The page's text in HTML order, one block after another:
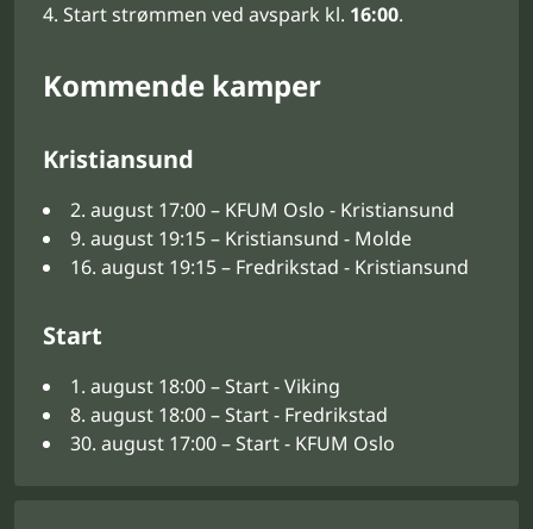
Start strømmen ved avspark kl. 16:00.
Kommende kamper
Kristiansund
2. august 17:00 – KFUM Oslo - Kristiansund
9. august 19:15 – Kristiansund - Molde
16. august 19:15 – Fredrikstad - Kristiansund
Start
1. august 18:00 – Start - Viking
8. august 18:00 – Start - Fredrikstad
30. august 17:00 – Start - KFUM Oslo